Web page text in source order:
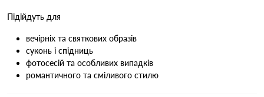
Підійдуть для
вечірніх та святкових образів
суконь і спідниць
фотосесій та особливих випадків
романтичного та сміливого стилю